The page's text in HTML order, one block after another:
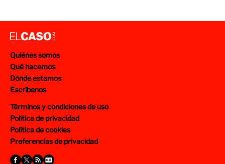
Quiénes somos
Qué hacemos
Dónde estamos
Escríbenos
Términos y condiciones de uso
Política de privacidad
Política de cookies
Preferencias de privacidad